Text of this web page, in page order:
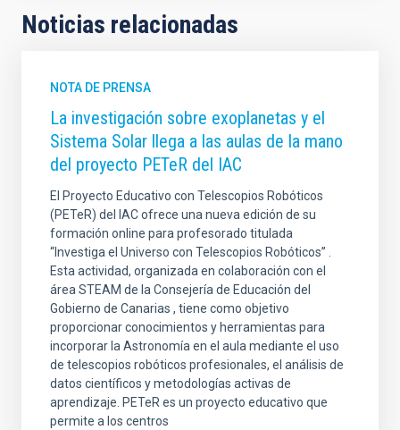
Noticias relacionadas
NOTA DE PRENSA
La investigación sobre exoplanetas y el
Sistema Solar llega a las aulas de la mano
del proyecto PETeR del IAC
El Proyecto Educativo con Telescopios Robóticos
(PETeR) del IAC ofrece una nueva edición de su
formación online para profesorado titulada
“Investiga el Universo con Telescopios Robóticos” .
Esta actividad, organizada en colaboración con el
área STEAM de la Consejería de Educación del
Gobierno de Canarias , tiene como objetivo
proporcionar conocimientos y herramientas para
incorporar la Astronomía en el aula mediante el uso
de telescopios robóticos profesionales, el análisis de
datos científicos y metodologías activas de
aprendizaje. PETeR es un proyecto educativo que
permite a los centros